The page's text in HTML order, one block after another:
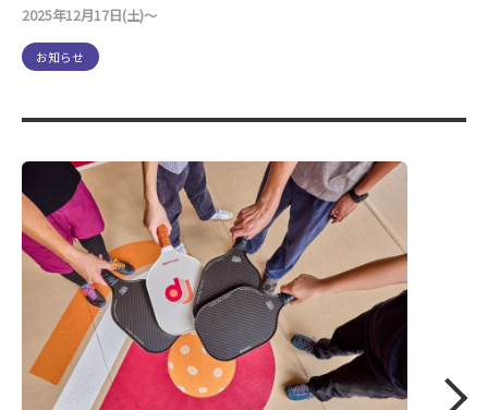
2025年12月17日(土)～
お知らせ